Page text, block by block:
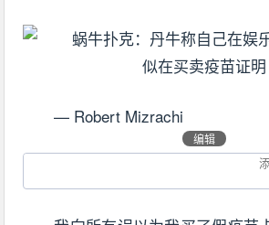
— Robert Mizrachi
编辑